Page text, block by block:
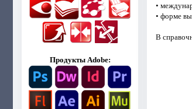
Продукты Adobe:
•
• форме
В